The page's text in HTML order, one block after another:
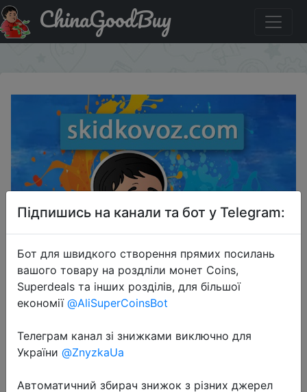
Купити по знижці HOME11 Honor 30I 4/128Gb Green/Blue
ChinaGoodBuy
Підпишись на канали та бот у Telegram:
Бот для швидкого створення прямих посилань
вашого товару на роздліли монет Coins,
Superdeals та інших розділів, для більшої
економії @AliSuperCoinsBot
Телеграм канал зі знижками виключно для
України @ZnyzkaUa
Автоматичний збирач знижок з різних джерел